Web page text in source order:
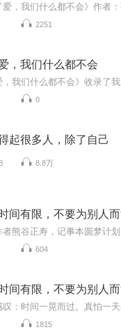
2251
，我们什么都不会
0
起很多人，除了自己
8.8万
间有限，不要为别人
604
间有限，不要为别人
1815